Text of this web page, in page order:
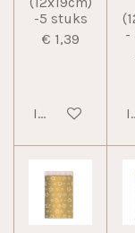
-5 stuks
€ 1,39
In winkelwagen
-